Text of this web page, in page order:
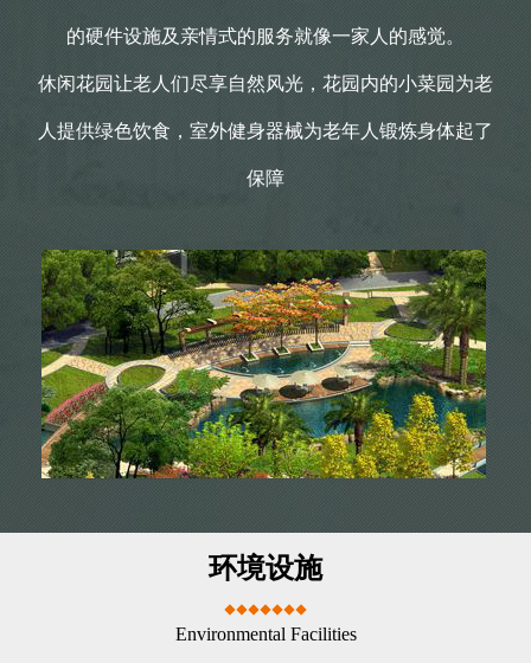
的硬件设施及亲情式的服务就像一家人的感觉。
休闲花园让老人们尽享自然风光，花园内的小菜园为老
人提供绿色饮食，室外健身器械为老年人锻炼身体起了
保障
环境设施
Environmental Facilities